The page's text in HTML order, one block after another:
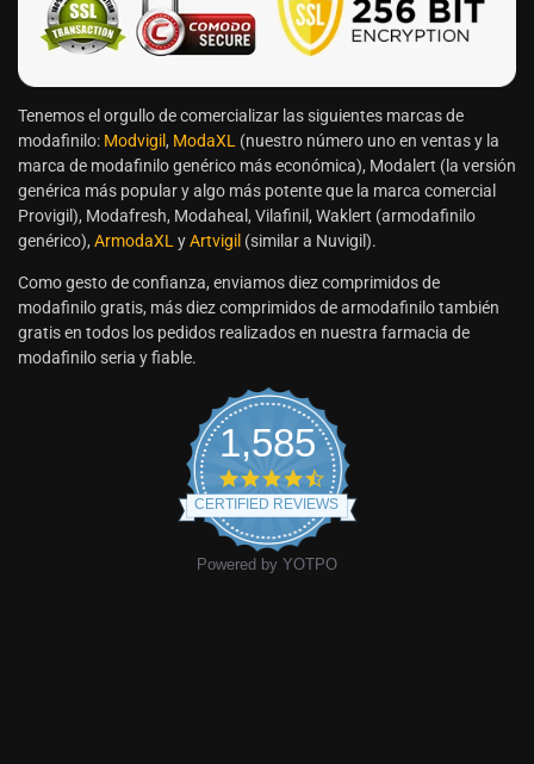
Tenemos el orgullo de comercializar las siguientes marcas de
modafinilo: Modvigil, ModaXL (nuestro número uno en ventas y la
marca de modafinilo genérico más económica), Modalert (la versión
genérica más popular y algo más potente que la marca comercial
Provigil), Modafresh, Modaheal, Vilafinil, Waklert (armodafinilo
genérico), ArmodaXLyArtvigil (similar a Nuvigil).
Como gesto de confianza, enviamos diez comprimidos de
modafinilo gratis, más diez comprimidos de armodafinilo también
gratis en todos los pedidos realizados en nuestra farmacia de
modafinilo seria y fiable.
1,585
CERTIFIED REVIEWS
Powered by YOTPO